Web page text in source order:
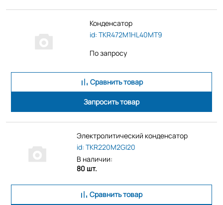
Конденсатор
id: TKR472M1HL40MT9
По запросу
Сравнить товар
Запросить товар
Электролитический конденсатор
id: TKR220M2GI20
В наличии:
80 шт.
Сравнить товар